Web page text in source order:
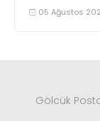
05 Ağustos
Gölcük